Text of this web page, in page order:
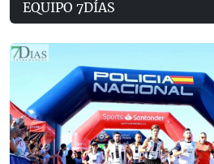
EQUIPO 7DÍAS